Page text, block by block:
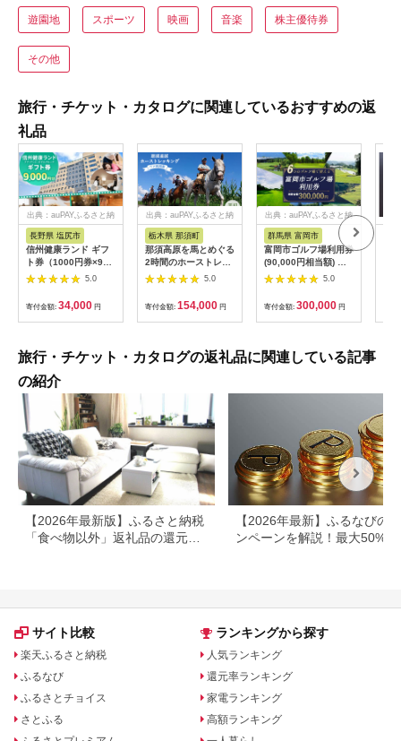
遊園地 スポーツ 映画 音楽 株主優待券
その他
旅行・チケット・カタログに関連しているおすすめの返
礼品
出典：auPAYふるさと納
長野県 塩尻市
信州健康ランド ギフ
ト券（1000円券×9
枚） | 信州健康ランド
サウナ 大浴場 ボディ
ケア リラクゼーショ
ン 施設 宿泊 家族連れ
長野県 塩尻市
5.0
寄付金額: 34,000 円
出典：auPAYふるさと納
栃木県 那須町
那須高原を馬とめぐる
2時間のホーストレッ
キング 外乗ペア利用
券【平日限定】チケッ
ト 利用券 ペア 体験
乗馬 初心者歓迎〔P-
100〕
5.0
寄付金額: 154,000 円
出典：auPAYふるさと納
群馬県 富岡市
富岡市ゴルフ場利用券
(90,000円相当額) ゴ
ルフ チケット 平日 土
日 祝日 プレー券 関東
群馬県 首都圏 F20E-
350
5.0
寄付金額: 300,000 円
旅行・チケット・カタログの返礼品に関連している記事
の紹介
【2026年最新版】ふるさと納税
「食べ物以外」返礼品の還元率
【2026年最新】ふるなびの
ンペーンを解説！最大50%還
サイト比較
楽天ふるさと納税
ふるなび
ふるさとチョイス
さとふる
ランキングから探す
人気ランキング
還元率ランキング
家電ランキング
高額ランキング